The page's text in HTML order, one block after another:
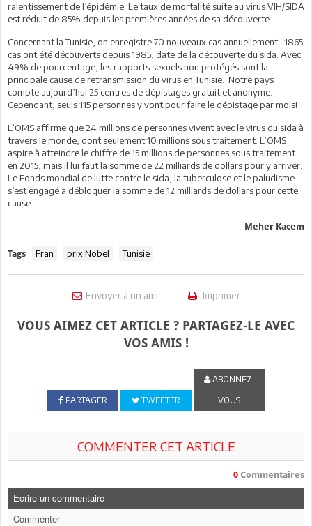
ralentissement de l’épidémie. Le taux de mortalité suite au virus VIH/SIDA
est réduit de 85% depuis les premières années de sa découverte.
Concernant la Tunisie, on enregistre 70 nouveaux cas annuellement. 1865
cas ont été découverts depuis 1985, date de la découverte du sida. Avec
49% de pourcentage, les rapports sexuels non protégés sont la
principale cause de retransmission du virus en Tunisie. Notre pays
compte aujourd’hui 25 centres de dépistages gratuit et anonyme.
Cependant, seuls 115 personnes y vont pour faire le dépistage par mois!
L’OMS affirme que 24 millions de personnes vivent avec le virus du sida à
travers le monde, dont seulement 10 millions sous traitement. L’OMS
aspire à atteindre le chiffre de 15 millions de personnes sous traitement
en 2015, mais il lui faut la somme de 22 milliards de dollars pour y arriver.
Le Fonds mondial de lutte contre le sida, la tuberculose et le paludisme
s’est engagé à débloquer la somme de 12 milliards de dollars pour cette
cause.
Meher Kacem
Tags : Fran prix Nobel Tunisie
Envoyer à un ami Imprimer
VOUS AIMEZ CET ARTICLE ? PARTAGEZ-LE AVEC
VOS AMIS !
PARTAGER TWEETER
ABONNEZ-
VOUS
COMMENTER CET ARTICLE
0 Commentaires
Ecrire un commentaire
Commenter